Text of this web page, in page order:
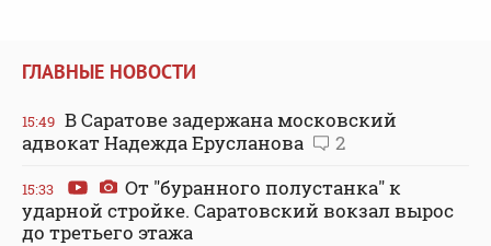
ГЛАВНЫЕ НОВОСТИ
15:49 В Саратове задержана московский
адвокат Надежда Ерусланова
2
15:33
От "буранного полустанка" к
ударной стройке. Саратовский вокзал вырос
до третьего этажа